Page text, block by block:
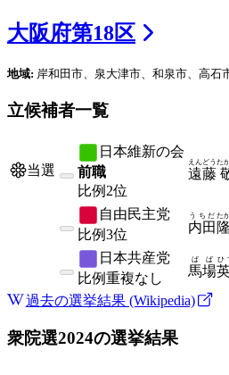
大阪府第18区
地域: 岸和田市、泉大津市、和泉市、高石
立候補者一覧
当選
日本維新の会
前職
比例 2位
遠藤
えんどう たか
自由民主党
比例3位 内田
うちだ た
日本共産党
比例重複なし 馬場
ばば ひ
過去の選挙結果 (Wikipedia)
衆院選2024の選挙結果